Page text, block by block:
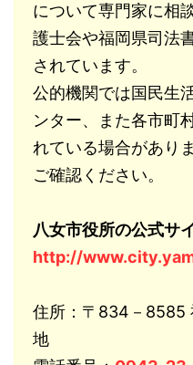
について専門家に相
護士会や福岡県司法
されています。
公的機関では国民生
ンター、また各市町
れている場合があり
ご確認ください。
八女市役所の公式サ
http://
住所：〒834－8585
地